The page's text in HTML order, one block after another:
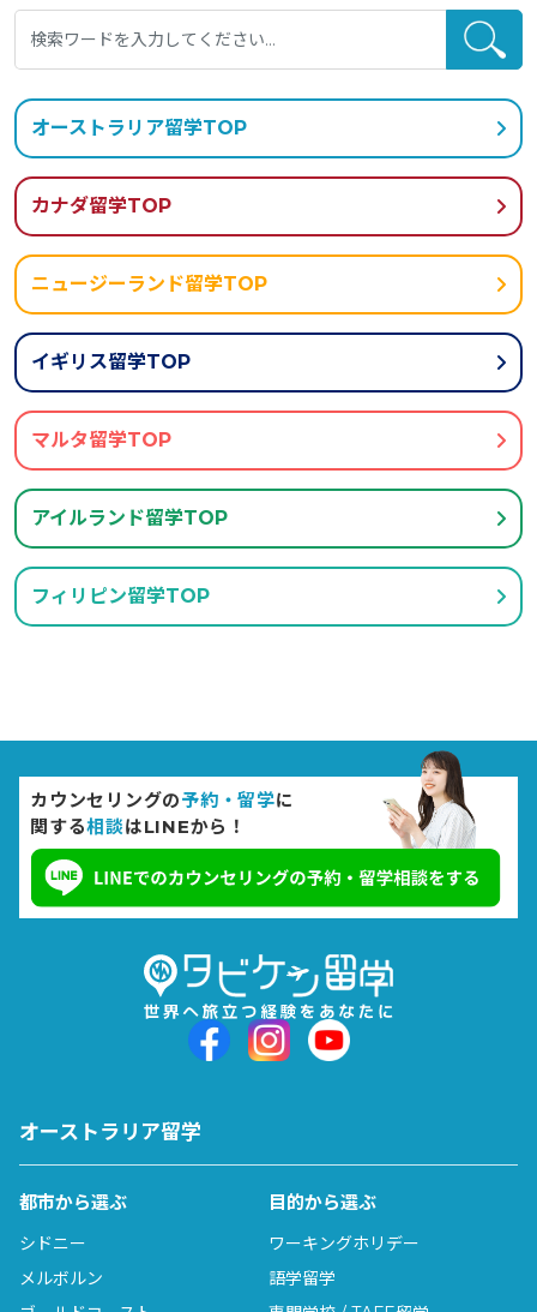
オーストラリア留学TOP
カナダ留学TOP
ニュージーランド留学TOP
イギリス留学TOP
マルタ留学TOP
アイルランド留学TOP
フィリピン留学TOP
カウンセリングの予約・留学に
関する相談はLINEから！
オーストラリア留学
都市から選ぶ
シドニー
メルボルン
目的から選ぶ
ワーキングホリデー
語学留学